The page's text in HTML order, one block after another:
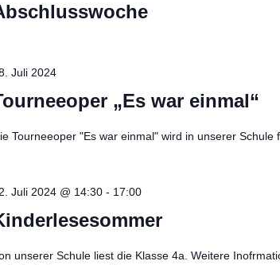
„Es war einmal“
Juli 2024
Tourneeoper "Es war einmal" wird in unserer Schule
Juli 2024 @ 14:30 - 17:00
unserer Schule liest die Klasse 4a. Weitere